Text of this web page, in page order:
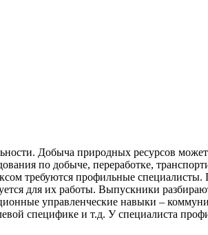
Добыча природных ресурсов
по добыче, переработке,
требуются профильные специалисты.
для их работы. Выпускники
управленческие навыки –
специфике и т.д. У специалиста